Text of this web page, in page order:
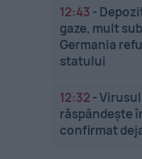
12:43 -
gaze, mult
Germania
statului
12:32 -
răspândește
confirmat